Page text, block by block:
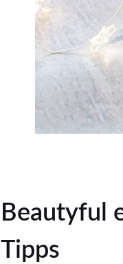
Beautyful
Tipps